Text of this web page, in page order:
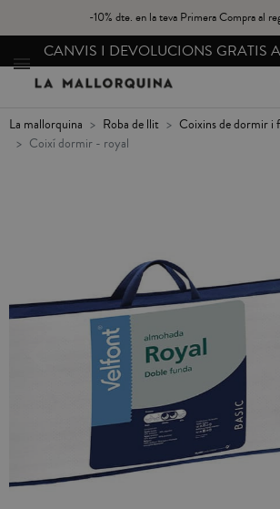
-10% dte. en la teva Primera Compra al
CANVIS I DEVOLUCIONS GRATIS
la mallorquina roba de llit
coixins de dormir i
coixí dormir - royal